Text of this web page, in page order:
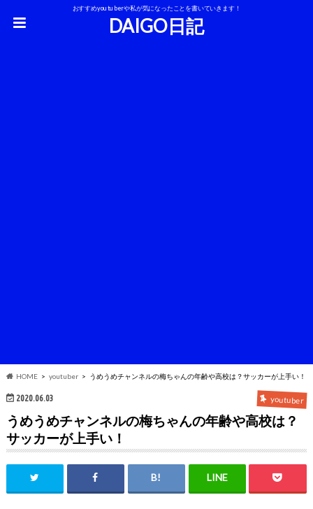
おすすめyoutuberや私が気になったことを書いていきます！
DAIGO日記
HOME youtuber うめうめチャンネルの梅ちゃんの年齢や高校は？サッカーが上手い！
2020.06.03 youtuber
うめうめチャンネルの梅ちゃんの年齢や高校は？
サッカーが上手い！